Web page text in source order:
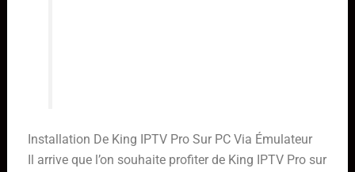
Installation De King IPTV Pro Sur PC Via Émulateur
Il arrive que l’on souhaite profiter de King IPTV Pro sur